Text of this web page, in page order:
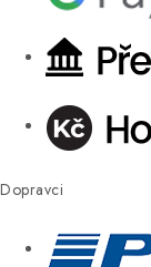
Dopravci